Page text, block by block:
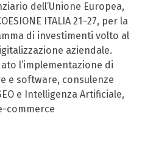
dell’Unione Europea,
ITALIA 21–27, per la
di investimenti volto al
aziendale.
l’implementazione di
e software, consulenze
e Intelligenza Artificiale,
commerce